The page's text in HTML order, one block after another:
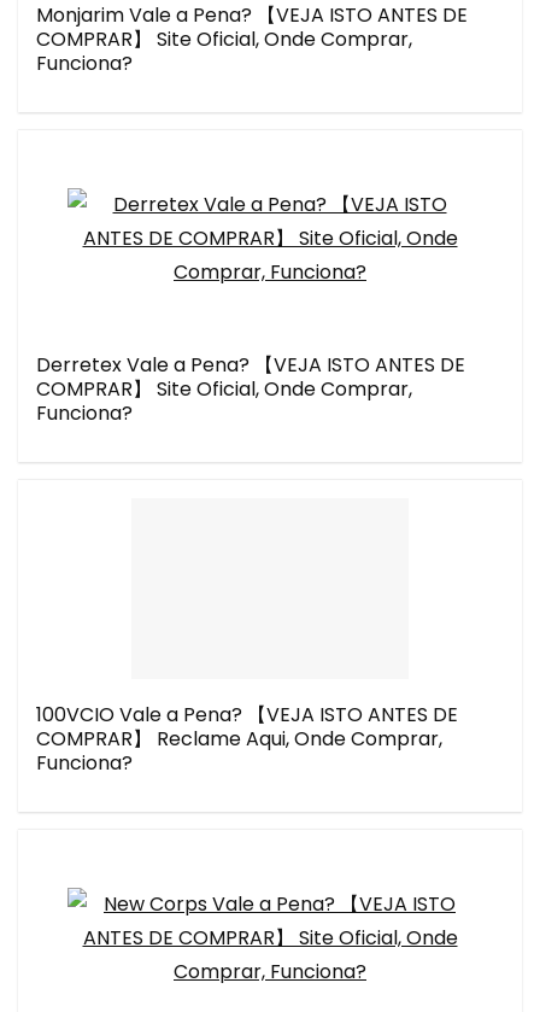
Monjarim Vale a Pena? 【VEJA ISTO ANTES DE
COMPRAR】 Site Oficial, Onde Comprar,
Funciona?
Derretex Vale a Pena? 【VEJA ISTO ANTES DE
COMPRAR】 Site Oficial, Onde Comprar,
Funciona?
100VCIO Vale a Pena? 【VEJA ISTO ANTES DE
COMPRAR】 Reclame Aqui, Onde Comprar,
Funciona?